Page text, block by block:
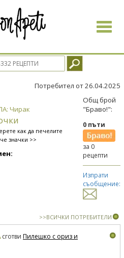
Toggle
Потребител от 26.04.2025
Чирак
как да печелите
значки >>
Общ брой
"Браво!":
0 пъти
за 0
рецепти
Изпрати
съобщение:
>>ВСИЧКИ ПОТРЕБИТЕЛИ
сготви Пилешко с ориз и